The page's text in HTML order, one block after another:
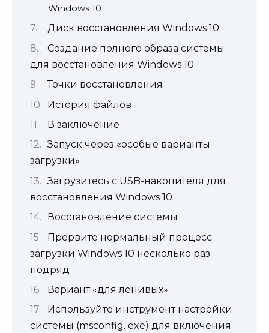
Windows 10
Диск восстановления Windows 10
Создание полного образа системы
для восстановления Windows 10
Точки восстановления
История файлов
В заключение
Запуск через «особые варианты
загрузки»
Загрузитесь с USB-накопителя для
восстановления Windows 10
Восстановление системы
Прервите нормальный процесс
загрузки Windows 10 несколько раз
подряд
Вариант «для ленивых»
Используйте инструмент настройки
системы (msconfig. exe) для включения